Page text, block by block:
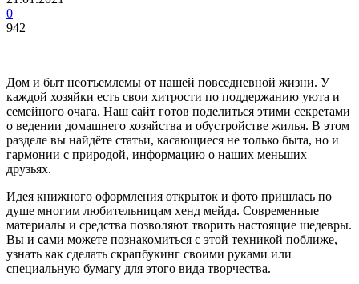
0
942
Дом и быт неотъемлемы от нашей повседневной жизни. У
каждой хозяйки есть свои хитрости по поддержанию уюта и
семейного очага. Наш сайт готов поделиться этими секретами
о ведении домашнего хозяйства и обустройстве жилья. В этом
разделе вы найдёте статьи, касающиеся не только быта, но и
гармонии с природой, информацию о наших меньших
друзьях.
Идея книжного оформления открыток и фото пришлась по
душе многим любительницам хенд мейда. Современные
материалы и средства позволяют творить настоящие шедевры.
Вы и сами можете познакомиться с этой техникой поближе,
узнать как сделать скрапбукинг своими руками или
специальную бумагу для этого вида творчества.